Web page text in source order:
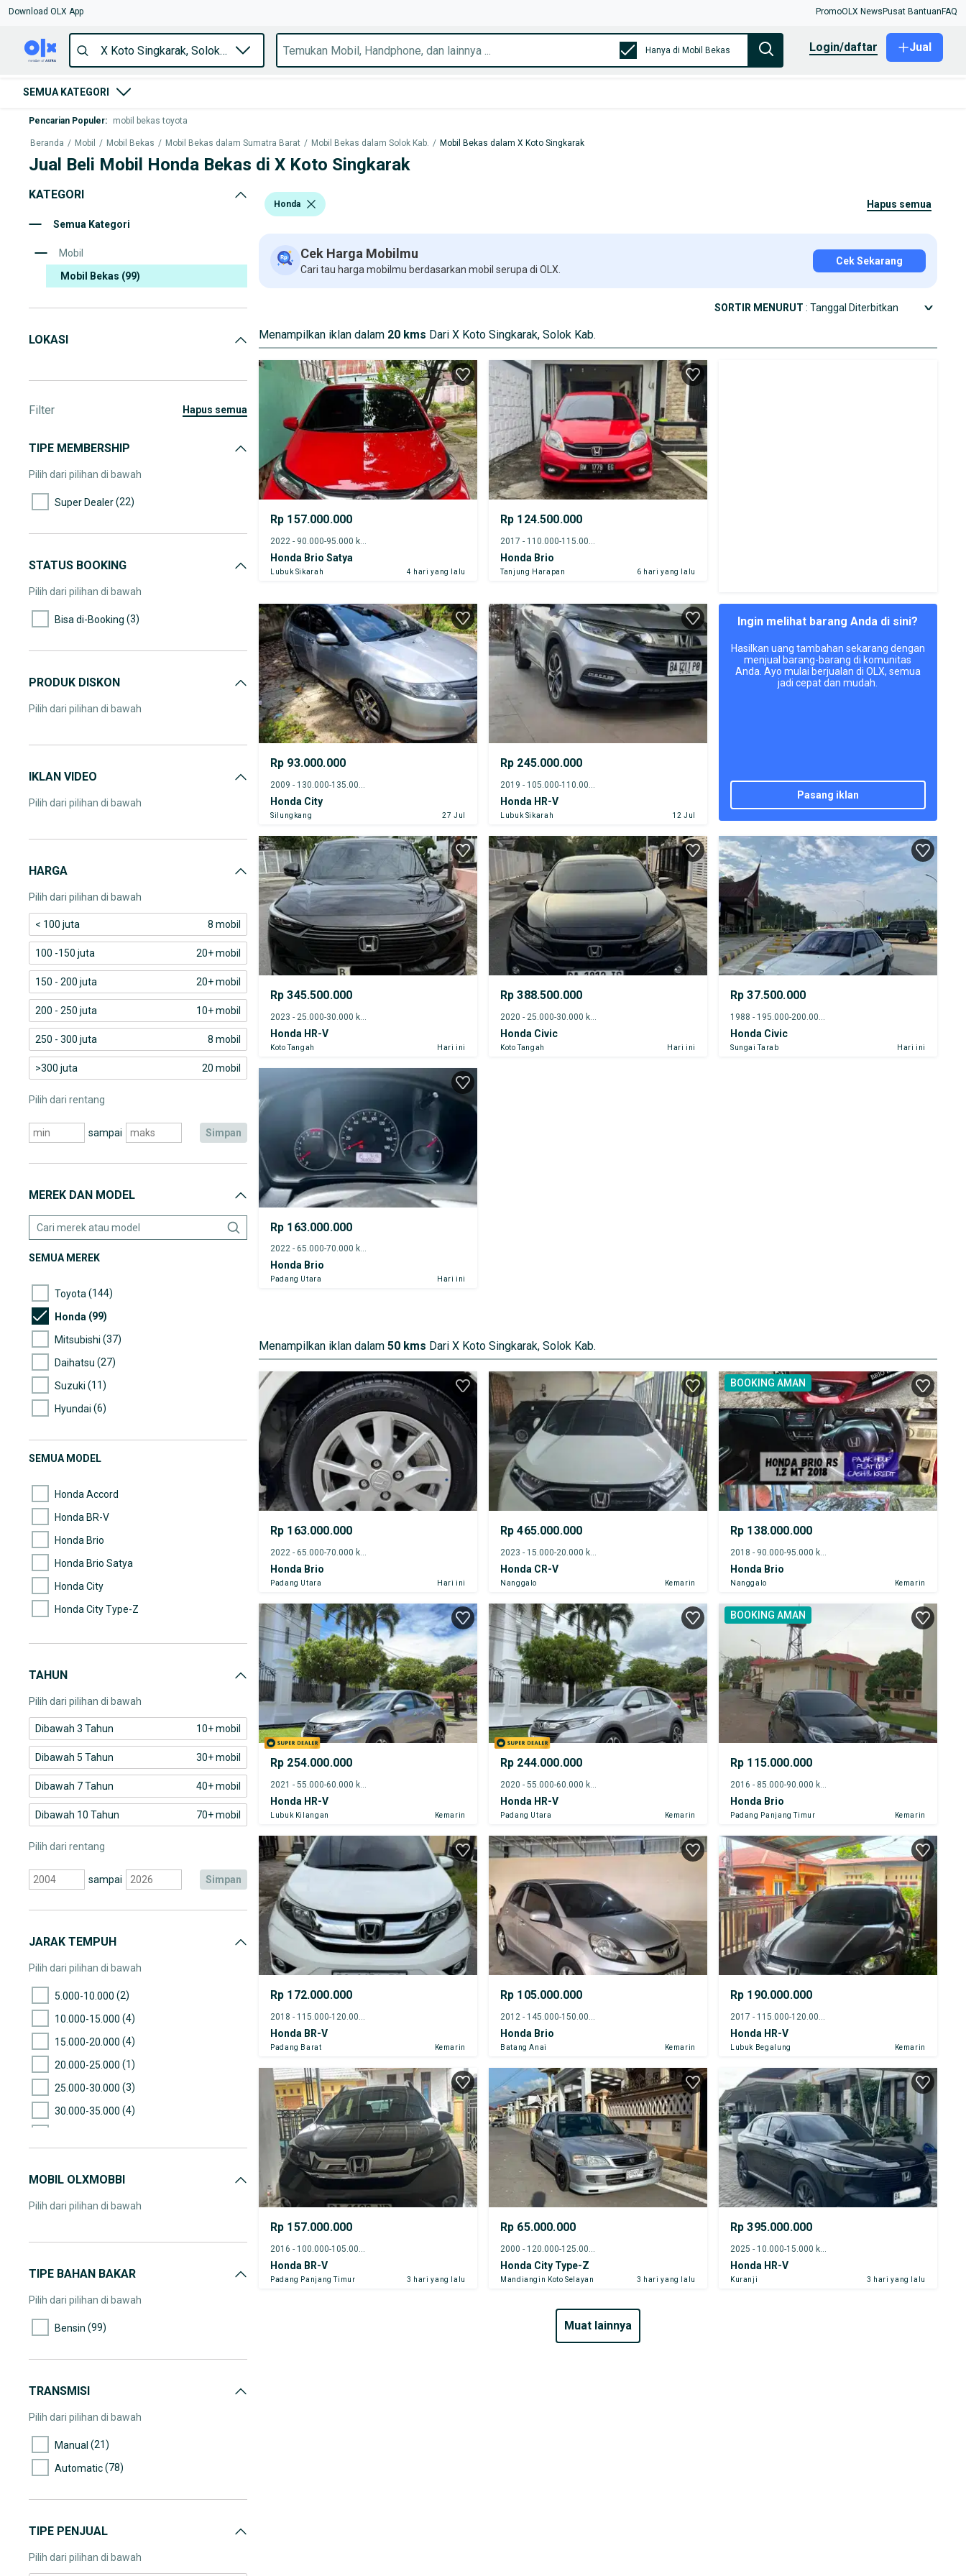
Download OLX App PromoOLX News Pusat Bantuan FAQ
Hanya di Mobil Bekas login/daftar Jual
SEMUA KATEGORI
Pencarian Populer: mobil bekas toyota
Beranda / Mobil / Mobil Bekas / Mobil Bekas dalam Sumatra Barat / Mobil Bekas dalam Solok Kab. / Mobil Bekas dalam X Koto Singkarak
Jual Beli Mobil Honda Bekas di X Koto Singkarak
KATEGORI
Semua Kategori
Mobil
Mobil Bekas (99)
LOKASI
Filter hapus semua
TIPE MEMBERSHIP
Pilih dari pilihan di bawah
Super Dealer(22)
STATUS BOOKING
Pilih dari pilihan di bawah
Bisa di-Booking (3)
PRODUK DISKON
Pilih dari pilihan di bawah
IKLAN VIDEO
Pilih dari pilihan di bawah
HARGA
Pilih dari pilihan di bawah
< 100 juta 8 mobil
100 -150 juta 20+ mobil
150 - 200 juta 20+ mobil
200 - 250 juta 10+ mobil
250 - 300 juta 8 mobil
>300 juta 20 mobil
Pilih dari rentang
sampai simpan
MEREK DAN MODEL
SEMUA MEREK
Toyota (144)
Honda (99)
Mitsubishi (37)
Daihatsu (27)
Suzuki (11)
Hyundai (6)
Ford(3)
SEMUA MODEL
Honda Accord
Honda BR-V
Honda Brio
Honda Brio Satya
Honda City
Honda City Type-Z
Honda CR-V
TAHUN
Pilih dari pilihan di bawah
Dibawah 3 Tahun 10+ mobil
Dibawah 5 Tahun 30+ mobil
Dibawah 7 Tahun 40+ mobil
Dibawah 10 Tahun 70+ mobil
Pilih dari rentang
sampai simpan
JARAK TEMPUH
Pilih dari pilihan di bawah
5.000-10.000 (2)
10.000-15.000 (4)
15.000-20.000 (4)
20.000-25.000 (1)
25.000-30.000 (3)
30.000-35.000 (4)
45.000-50.000
50.000-55.000(1)
65.000-70.000(5)
70.000-75.000
(9)
90.000-95.000
115.000-120.000(2)
120.000-125.000
130.000-135.000
MOBIL OLXMOBBI
Pilih dari pilihan di bawah
TIPE BAHAN BAKAR
Pilih dari pilihan di bawah
Bensin (99)
TRANSMISI
Pilih dari pilihan di bawah
Manual (21)
Automatic(78)
TIPE PENJUAL
Pilih dari pilihan di bawah
Honda hapus semua
Cek Harga Mobilmu
Cari tau harga mobilmu berdasarkan mobil serupa di OLX.
Cek Sekarang
SORTIR MENURUT : Tanggal Diterbitkan
Menampilkan iklan dalam 20 kms Dari X Koto Singkarak, Solok Kab.
Rp 157.000.000
Honda Brio Satya
Lubuk Sikarah 4 hari yang lalu
Rp 124.500.000
Honda Brio
Tanjung Harapan 6 hari yang lalu
Rp 93.000.000
Honda City
Silungkang 27 Jul
Rp 245.000.000
Honda HR-V
Lubuk Sikarah 12 Jul
Ingin melihat barang Anda di sini?
Hasilkan uang tambahan sekarang dengan
menjual barang-barang di komunitas
Anda. Ayo mulai berjualan di OLX, semua
jadi cepat dan mudah.
pasang iklan
Rp 345.500.000
Honda HR-V
Koto Tangah Hari ini
Rp 388.500.000
2020 - 25.000-30.000 km
Honda Civic
Koto Tangah Hari ini
Rp 37.500.000
Honda Civic
Sungai Tarab Hari ini
Rp 163.000.000
2022 - 65.000-70.000 km
Honda Brio
Padang Utara Hari ini
Menampilkan iklan dalam 50 kms Dari X Koto Singkarak, Solok Kab.
Rp 163.000.000
2022 - 65.000-70.000 km
Honda Brio
Padang Utara Hari ini
Rp 465.000.000
2023 - 15.000-20.000 km
Honda CR-V
Nanggalo Kemarin
BOOKING AMAN
Rp 138.000.000
2018 - 90.000-95.000 km
Honda Brio
Nanggalo Kemarin
Rp 254.000.000
2021 - 55.000-60.000 km
Honda HR-V
Lubuk Kilangan Kemarin
Rp 244.000.000
2020 - 55.000-60.000 km
Honda HR-V
Padang Utara Kemarin
BOOKING AMAN
Rp 115.000.000
2016 - 85.000-90.000 km
Honda Brio
Padang Panjang Timur Kemarin
Rp 172.000.000
Honda BR-V
Padang Barat Kemarin
Rp 105.000.000
Honda Brio
Batang Anai Kemarin
Rp 190.000.000
Honda HR-V
Lubuk Begalung Kemarin
Rp 157.000.000
Honda BR-V
Padang Panjang Timur 3 hari yang lalu
Rp 65.000.000
Honda City Type-Z
Mandiangin Koto Selayan 3 hari yang lalu
Rp 395.000.000
2025 - 10.000-15.000 km
Honda HR-V
Kuranji 3 hari yang lalu
muat lainnya